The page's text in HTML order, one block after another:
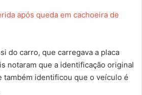
após queda em cachoeira de
do carro, que carregava a placa
notaram que a identificação original
também identificou que o veículo é